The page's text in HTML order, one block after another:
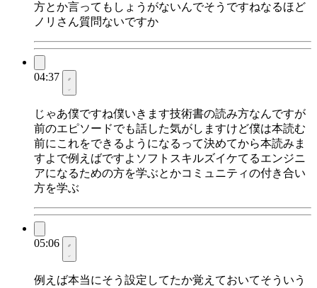
方とか言ってもしょうがないんでそうですねなるほど
ノリさん質問ないですか
04:37
じゃあ僕ですね僕いきます技術書の読み方なんですが
前のエピソードでも話した気がしますけど僕は本読む
前にこれをできるようになるって決めてから本読みま
すよで例えばですよソフトスキルズイケてるエンジニ
アになるための方を学ぶとかコミュニティの付き合い
方を学ぶ
05:06
例えば本当にそう設定してたか覚えておいてそういう